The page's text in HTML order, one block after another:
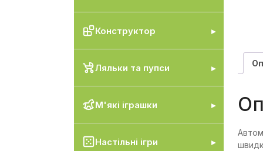
Конструктор
Ляльки та пупси
М'які іграшки
Настільні ігри